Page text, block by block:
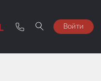
Войти